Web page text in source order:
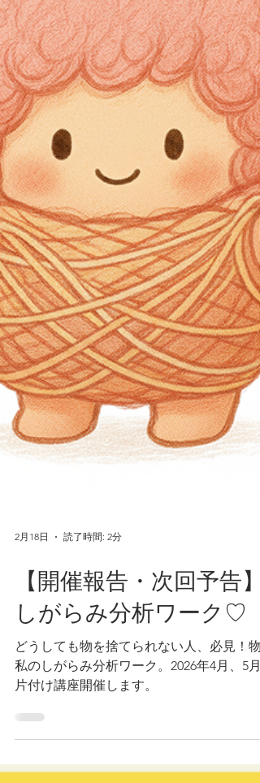
2月18日 読了時間: 2分
【開催報告・次回予告】
しがらみ分析ワーク♡